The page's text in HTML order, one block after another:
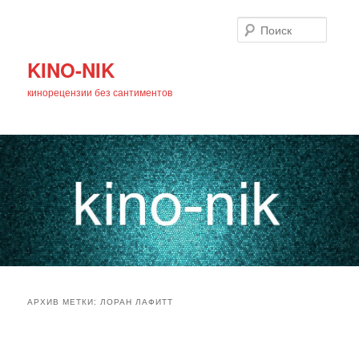
KINO-NIK
кинорецензии без сантиментов
АРХИВ МЕТКИ:ЛОРАН ЛАФИТТ